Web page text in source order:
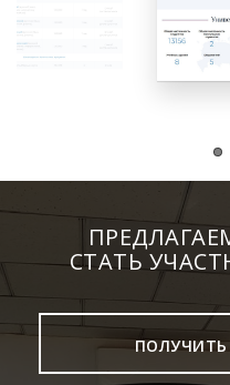
СТАТЬ